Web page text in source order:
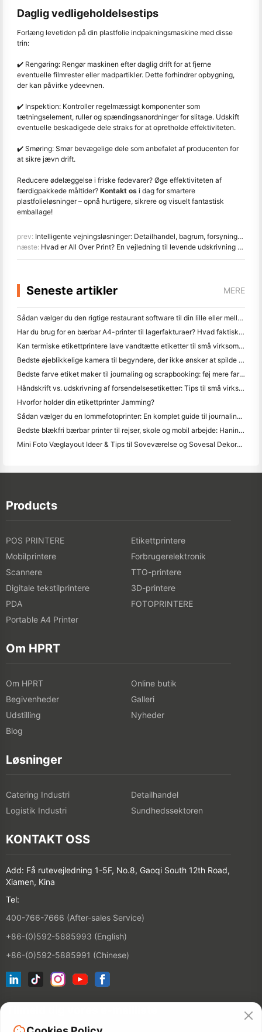
Daglig vedligeholdelsestips
Forlæng levetiden på din plastfolie indpakningsmaskine med disse
trin:
✔️ Rengøring: Rengør maskinen efter daglig drift for at fjerne
eventuelle filmrester eller madpartikler. Dette forhindrer opbygning,
der kan påvirke ydeevnen.
✔️ Inspektion: Kontroller regelmæssigt komponenter som
tætningselement, ruller og spændingsanordninger for slitage. Udskift
eventuelle beskadigede dele straks for at opretholde effektiviteten.
✔️ Smøring: Smør bevægelige dele som anbefalet af producenten for
at sikre jævn drift.
Reducere ødelæggelse i friske fødevarer? Øge effektiviteten af
færdigpakkede måltider? Kontakt os i dag for smartere
plastfolieløsninger – opnå hurtigere, sikrere og visuelt fantastisk
emballage!
prev: Intelligente vejningsløsninger: Detailhandel, bagrum, forsyningskæde og kantine
næste: Hvad er All Over Print? En vejledning til levende udskrivning fra kant til kant
Seneste artikler MERE
Sådan vælger du den rigtige restaurant software til din lille eller mellemstore restaurant
Har du brug for en bærbar A4-printer til lagerfakturaer? Hvad faktisk virker
Kan termiske etikettprintere lave vandtætte etiketter til små virksomhedsprodukter?
Bedste øjeblikkelige kamera til begyndere, der ikke ønsker at spilde papir
Bedste farve etiket maker til journaling og scrapbooking: føj mere farve til hver side
Håndskrift vs. udskrivning af forsendelsesetiketter: Tips til små virksomheder i 2026
Hvorfor holder din etikettprinter Jamming?
Sådan vælger du en lommefotoprinter: En komplet guide til journaling, rejser og iPhone-brugere
Bedste blækfri bærbar printer til rejser, skole og mobil arbejde: Hanin MT620 Pro anmeldelse
Mini Foto Væglayout Ideer & Tips til Soveværelse og Sovesal Dekoration
Products
POS PRINTERE
Etikettprintere
Mobilprintere
Forbrugerelektronik
Scannere
TTO-printere
Digitale tekstilprintere
3D-printere
PDA
FOTOPRINTERE
Portable A4 Printer
Om HPRT
Om HPRT
Online butik
Begivenheder
Galleri
Udstilling
Nyheder
Blog
Løsninger
Catering Industri
Detailhandel
Logistik Industri
Sundhedssektoren
KONTAKT OSS
Add: Få rutevejledning 1-5F, No.8, Gaoqi South 12th Road,
Xiamen, Kina
Tel:
400-766-7666 (After-sales Service)
+86-(0)592-5885993 (English)
+86-(0)592-5885991 (Chinese)